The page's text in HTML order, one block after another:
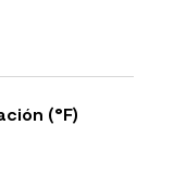
(°F)